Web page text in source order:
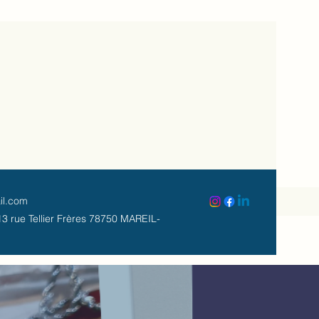
rue Tellier Frères 78750 MAREIL-